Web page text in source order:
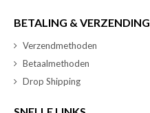
BETALING & VERZENDING
Verzendmethoden
Betaalmethoden
Drop Shipping